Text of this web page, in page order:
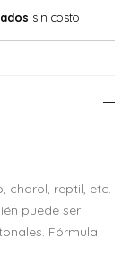
sin costo
charol, reptil, etc.
puede ser
Fórmula